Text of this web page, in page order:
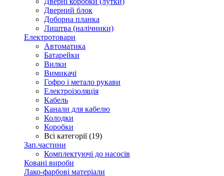
Дверний блок
Доборна планка
Лиштва (налічники)
Електротовари
Автоматика
Батарейки
Вилки
Вимикачі
Гофро і метало рукави
Електроізоляція
Кабель
Канали для кабелю
Колодки
Коробки
Всі категорії (19)
Зап.частини
Комплектуючі до насосів
Ковані вироби
Лако-фарбові матеріали